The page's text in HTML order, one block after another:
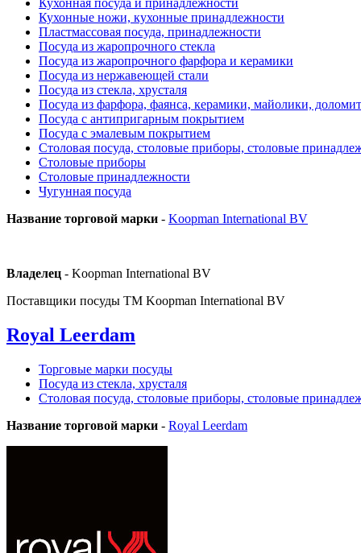
Кухонные ножи, кухонные принадлежности
Пластмассовая посуда, принадлежности
Посуда из жаропрочного стекла
Посуда из жаропрочного фарфора и керамики
Посуда из нержавеющей стали
Посуда из стекла, хрусталя
Посуда из фарфора, фаянса, керамики, майолики,
Посуда с антипригарным покрытием
Посуда с эмалевым покрытием
Столовая посуда, столовые приборы, столовые
Столовые приборы
Столовые принадлежности
Чугунная посуда
Название торговой марки - Koopman International BV
Владелец - Koopman International BV
Поставщики посуды ТМ Koopman International BV
Royal Leerdam
Торговые марки посуды
Посуда из стекла, хрусталя
Столовая посуда, столовые приборы, столовые
Название торговой марки - Royal Leerdam